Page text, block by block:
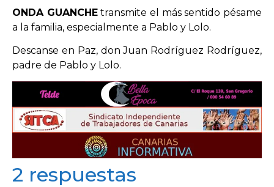
OPINIÓN
PROGRAMAS
ONDA GUANCHEtransmite el más sentido pésame
a la familia, especialmente a Pablo y Lolo.
Descanse en Paz, don Juan Rodríguez Rodríguez,
padre de Pablo y Lolo.
2 respuestas